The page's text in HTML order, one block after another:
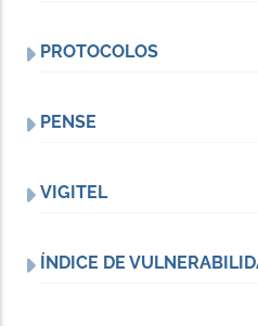
PROTOCOLOS
PENSE
VIGITEL
ÍNDICE DE